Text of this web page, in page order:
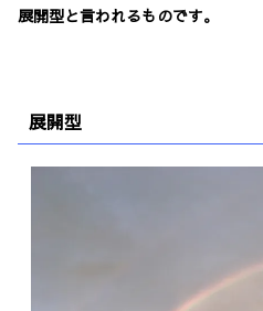
展開型と言われるものです。
展開型